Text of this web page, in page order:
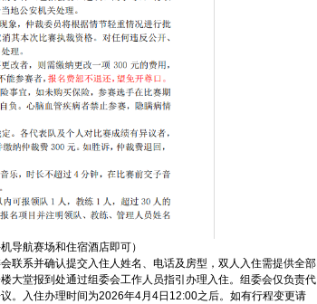
导航赛场和住宿酒店即可）
联系并确认提交入住人姓名、电话及房型，双人入住需提供全部
大堂报到处通过组委会工作人员指引办理入住。组委会仅负责代
。入住办理时间为2026年4月4日12:00之后。如有行程变更请